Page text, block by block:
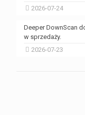
2026-07-24
Deeper DownScan
w sprzedaży.
2026-07-23